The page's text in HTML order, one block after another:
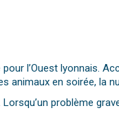
l’Ouest lyonnais.
animaux en soirée, la
problème